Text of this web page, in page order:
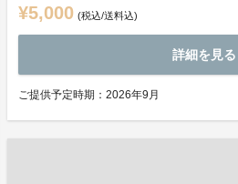
¥5,000 (税込/送料込)
詳細を見る
ご提供予定時期：2026年9月